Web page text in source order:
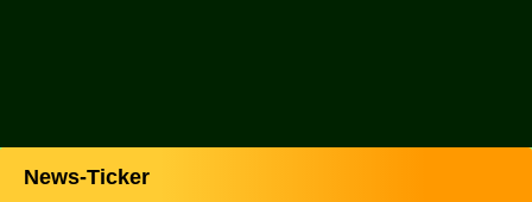
News-Ticker